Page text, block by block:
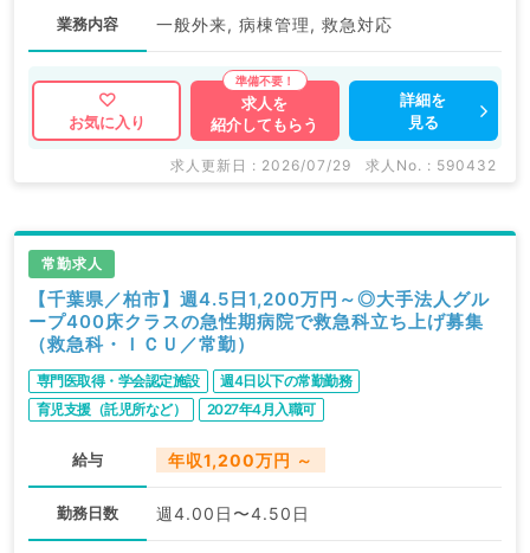
業務内容 一般外来, 病棟管理, 救急対応
お気に入り
求人を
紹介してもらう
詳細を
見る
求人更新日 : 2026/07/29 求人No. : 590432
常勤求人
【千葉県／柏市】週4.5日1,200万円～◎大手法人グル
ープ400床クラスの急性期病院で救急科立ち上げ募集
（救急科・ＩＣＵ／常勤）
専門医取得・学会認定施設
週4日以下の常勤勤務
育児支援（託児所など）
2027年4月入職可
給与 年収1,200万円 ～
勤務日数 週4.00日〜4.50日